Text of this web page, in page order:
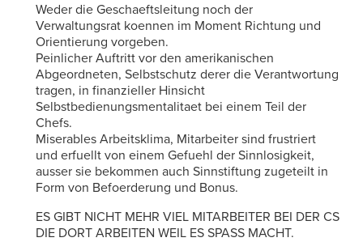
Weder die Geschaeftsleitung noch der
Verwaltungsrat koennen im Moment Richtung und
Orientierung vorgeben.
Peinlicher Auftritt vor den amerikanischen
Abgeordneten, Selbstschutz derer die Verantwortung
tragen, in finanzieller Hinsicht
Selbstbedienungsmentalitaet bei einem Teil der
Chefs.
Miserables Arbeitsklima, Mitarbeiter sind frustriert
und erfuellt von einem Gefuehl der Sinnlosigkeit,
ausser sie bekommen auch Sinnstiftung zugeteilt in
Form von Befoerderung und Bonus.
ES GIBT NICHT MEHR VIEL MITARBEITER BEI DER CS
DIE DORT ARBEITEN WEIL ES SPASS MACHT.